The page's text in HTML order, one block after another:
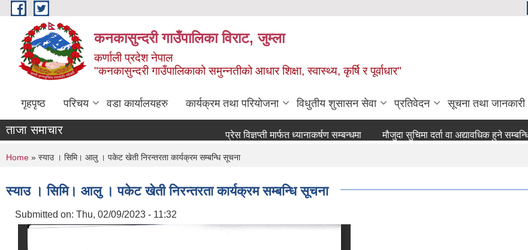
Skip to main content
कनकासुन्दरी गाउँपालिका विराट, जुम्ला
कर्णाली प्रदेश नेपाल
"कनकासुन्दरी गाउँपालिकाको समुन्नतीको आधार शिक्षा, स्वास्थ्य, कृर्षि र पूर्वाधार"
गृहपृष्ठ परिचय वडा कार्यालयहरु कार्यक्रम तथा परियोजना विधुतीय शुसासन सेवा प्रतिवेदन सूचना तथा जानकारी
ताजा समाचार प्रेस विज्ञप्ती मार्फत ध्यानाकर्षण सम्बन्धमा मौजुदा सुचिमा दर्ता वा अद्यावधिक हुने सम्बन्धि सुचना
You are here
Home » स्याउ । सिमि। आलु । पकेट खेती निरन्तरता कार्यक्रम सम्बन्धि सूचना
स्याउ । सिमि। आलु । पकेट खेती निरन्तरता कार्यक्रम सम्बन्धि सूचना
Submitted on: Thu, 02/09/2023 - 11:32